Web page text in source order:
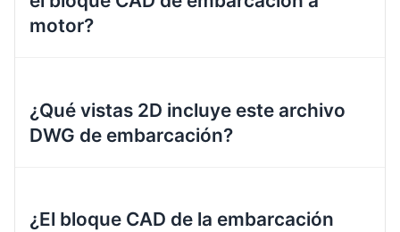
motor?
¿Qué vistas 2D incluye este archivo
DWG de embarcación?
¿El bloque CAD de la embarcación